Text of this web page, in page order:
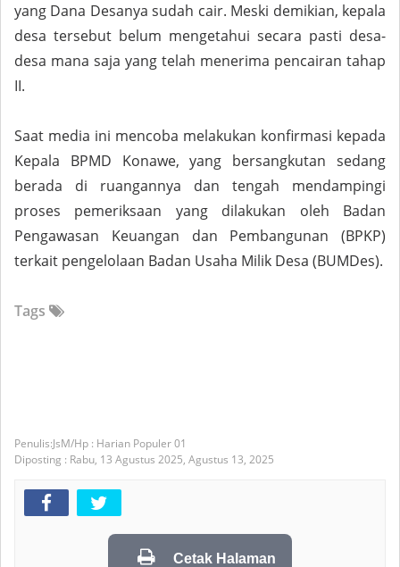
yang Dana Desanya sudah cair. Meski demikian, kepala
desa tersebut belum mengetahui secara pasti desa-
desa mana saja yang telah menerima pencairan tahap
II.
Saat media ini mencoba melakukan konfirmasi kepada
Kepala BPMD Konawe, yang bersangkutan sedang
berada di ruangannya dan tengah mendampingi
proses pemeriksaan yang dilakukan oleh Badan
Pengawasan Keuangan dan Pembangunan (BPKP)
terkait pengelolaan Badan Usaha Milik Desa (BUMDes).
Tags
JsM/Hp : Harian Populer 01
Diposting : Rabu, 13 Agustus 2025, Agustus 13, 2025
Cetak Halaman